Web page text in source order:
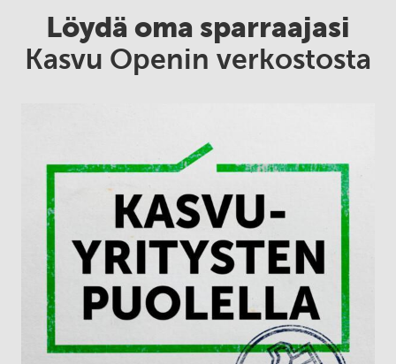
Löydä oma sparraajasi
Kasvu Openin verkostosta